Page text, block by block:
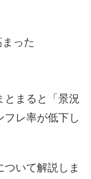
った
とまると「景況
レ率が低下し
いて解説しま